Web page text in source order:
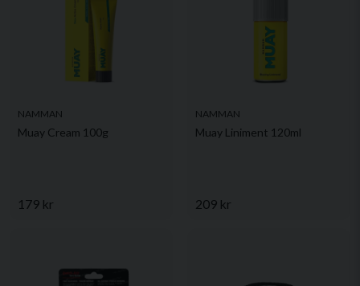
NAMMAN
Muay Cream 100g
179 kr
NAMMAN
Muay Liniment 120ml
209 kr